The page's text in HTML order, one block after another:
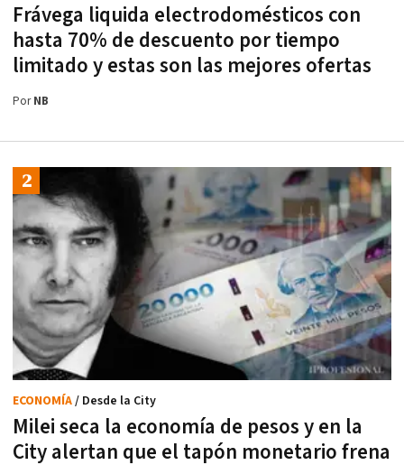
Frávega liquida electrodomésticos con
hasta 70% de descuento por tiempo
limitado y estas son las mejores ofertas
PorNB
Milei seca la economía de pesos y en la
City alertan que el tapón monetario frena
ECONOMÍA/ Desde la City